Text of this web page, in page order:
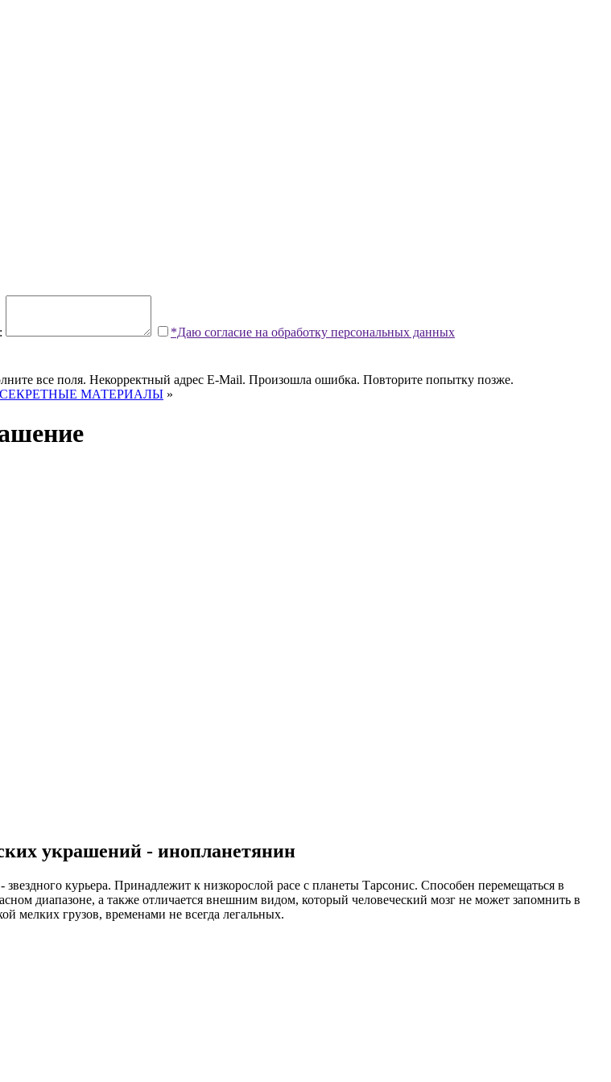
*Даю согласие на обработку персональных данных
все поля. Некорректный адрес E-Mail. Произошла ошибка. Повторите попытку позже.
СЕКРЕТНЫЕ МАТЕРИАЛЫ »
украшений - инопланетянин
- звездного курьера. Принадлежит к низкорослой расе с планеты Тарсонис. Способен перемещаться в
диапазоне, а также отличается внешним видом, который человеческий мозг не может запомнить в
мелких грузов, временами не всегда легальных.